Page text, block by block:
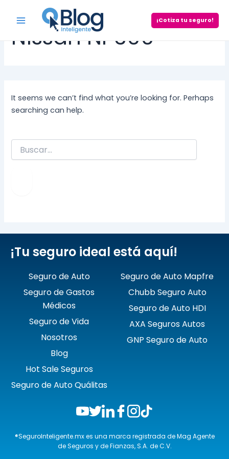
Menu
¡Cotiza tu seguro!
Nissan NP300
It seems we can’t find what you’re looking for. Perhaps
searching can help.
Search
for:
¡Tu seguro ideal está aquí!
Seguro de Auto
Seguro de Gastos
Médicos
Seguro de Vida
Nosotros
Blog
Hot Sale Seguros
Seguro de Auto Quálitas
Seguro de Auto Mapfre
Chubb Seguro Auto
Seguro de Auto HDI
AXA Seguros Autos
GNP Seguro de Auto
®SeguroInteligente.mx es una marca registrada de Mag Agente
de Seguros y de Fianzas, S.A. de C.V.